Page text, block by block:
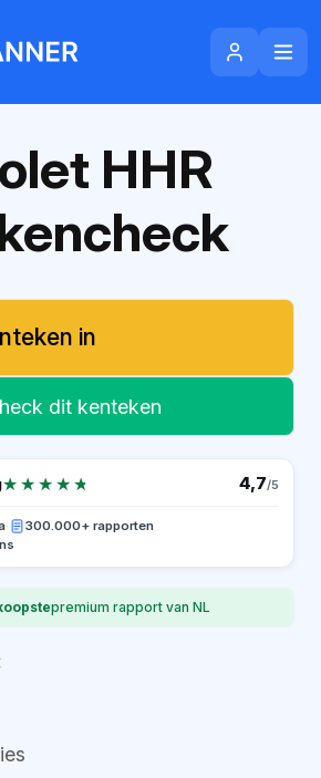
HHR
dit kenteken
★★★★★
★★★★★ 4,7/5
·
300.000+ rapporten
premium rapport van NL